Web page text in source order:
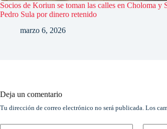
Socios de Koriun se toman las calles en Choloma y
Pedro Sula por dinero retenido
marzo 6, 2026
Deja un comentario
Tu dirección de correo electrónico no será publicada. Los